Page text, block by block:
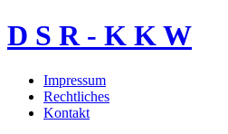
D S R - K K W
Impressum
Rechtliches
Kontakt